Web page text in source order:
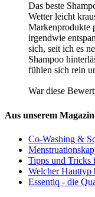
Das beste
Wetter leicht
Markenprodukte
irgendwie
sich, seit ich es
Shampoo
fühlen sich rein
War diese
Aus unserem
Co-Washing &
Tipps und Tricks
Welcher Hauttyp
Essentiq - die